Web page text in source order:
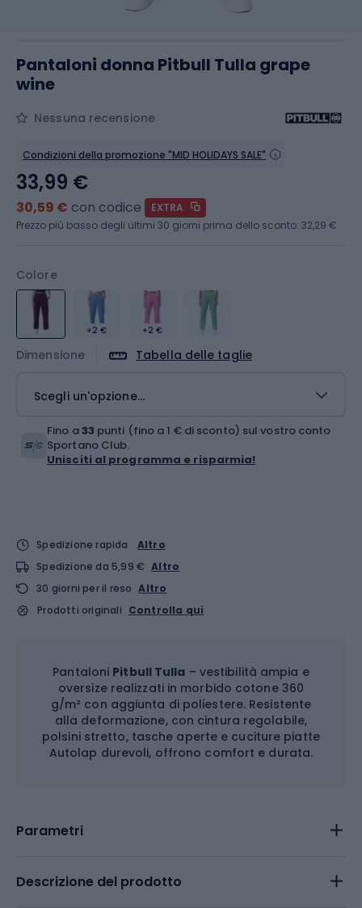
Pantaloni donna Pitbull Tulla grape
wine
Nessuna recensione
Condizioni della promozione "MID HOLIDAYS SALE"
Colore
+2 € +2 €
Dimensione Tabella delle taglie
Scegli un'opzione...
33,99 €
30,59 € con codice
EXTRA
Prezzo più basso degli ultimi 30 giorni prima dello sconto: 32,29 €
Fino a33 punti (fino a 1 € di sconto) sul vostro conto
Sportano Club.
Unisciti al programma e risparmia!
Spedizione rapida
Altro
Spedizione da 5,99 € Altro
30 giorni per il reso Altro
Prodotti originali Controlla qui
Pantaloni Pitbull Tulla – vestibilità ampia e
oversize realizzati in morbido cotone 360
g/m² con aggiunta di poliestere. Resistente
alla deformazione, con cintura regolabile,
polsini stretto, tasche aperte e cuciture piatte
Autolap durevoli, offrono comfort e durata.
Parametri
Descrizione del prodotto